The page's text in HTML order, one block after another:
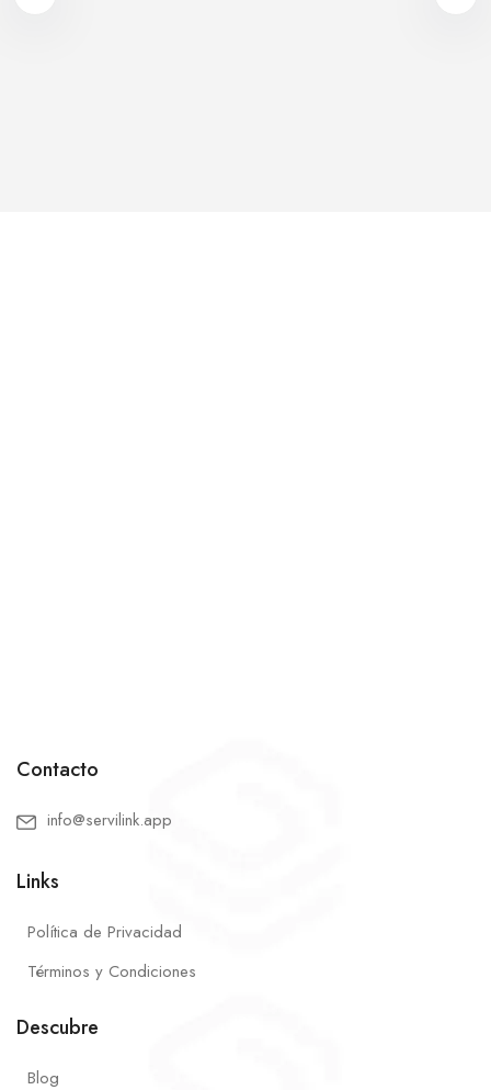
Contacto
info@servilink.app
Links
Política de Privacidad
Términos y Condiciones
Descubre
Blog